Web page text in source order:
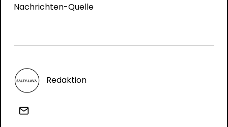
Nachrichten-Quelle
Redaktion